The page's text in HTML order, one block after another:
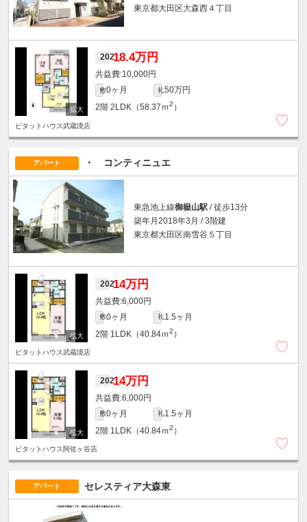
東京都大田区大森西４丁目
20218.4万円
10,000円
敷0ヶ月 礼50万円
2階 2LDK（58.37ｍ2 ）
ピタットハウス武蔵境店
アパート ・ コンティニュエ
東急池上線御嶽山駅 / 徒歩13分
築年月2018年3月 / 3階建
東京都大田区南雪谷５丁目
20214万円
6,000円
敷0ヶ月 礼1.5ヶ月
2階 1LDK（40.84ｍ2 ）
ピタットハウス武蔵境店
20214万円
6,000円
敷0ヶ月 礼1.5ヶ月
2階 1LDK（40.84ｍ2 ）
ピタットハウス阿佐ヶ谷店
アパート セレスティア大森東